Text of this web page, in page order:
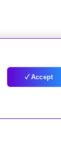
Accept